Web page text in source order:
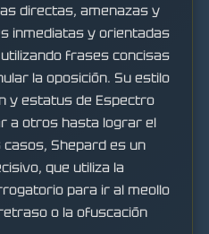
directas, amenazas y
inmediatas y orientadas
frases concisas
la oposición. Su estilo
y estatus de Espectro
a otros hasta lograr el
Shepard es un
que utiliza la
para ir al meollo
o la ofuscación